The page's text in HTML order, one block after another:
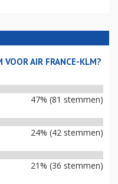
VOOR AIR FRANCE-KLM?
47% (81 stemmen)
24% (42 stemmen)
21% (36 stemmen)